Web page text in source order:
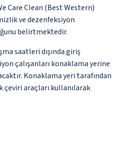
Care Clean (Best Western)
ve dezenfeksiyon
belirtmektedir.
saatleri dışında giriş
çalışanları konaklama yerine
Konaklama yeri tarafından
araçları kullanılarak